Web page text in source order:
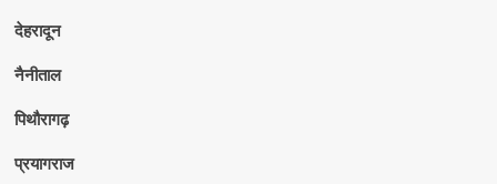
देहरादून
नैनीताल
पिथौरागढ़
प्रयागराज